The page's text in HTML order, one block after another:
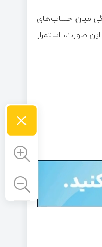
میان حساب‌های
صورت، استمرار
×